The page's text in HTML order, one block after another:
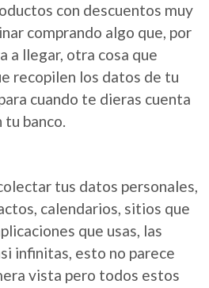
con descuentos muy
comprando algo que, por
a llegar, otra cosa que
recopilen los datos de tu
cuando te dieras cuenta
tu banco.
tus datos personales,
calendarios, sitios que
que usas, las
infinitas, esto no parece
vista pero todos estos